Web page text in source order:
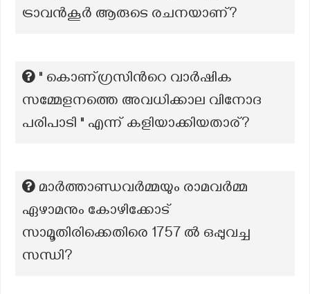
ട്രാവൻകൂർ ആരുടെ രചനയാണ്?
" കൊണ്ഗ്രസിന്‍റെ വാര്‍ഷിക
സമ്മേളനത്തെ അവധിക്കാല വിനോദ
പരിപാടി " എന്ന് കളിയാക്കിയതാര്?
മാർത്താണ്ഡവർമ്മയും രാമവർമ്മ
ഏഴാമനും കോഴിക്കോട്
സാമൂതിരിക്കെതിരെ 1757 ൽ ഒപ്പുവച്ച
സന്ധി?